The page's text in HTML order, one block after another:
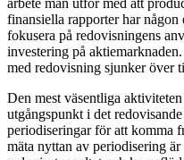
finansiella rapporter har
fokusera på redovisningens
investering på
med redovisning sjunker över
Den mest väsentliga
utgångspunkt i det
periodiseringar för att komma
mäta nyttan av periodisering